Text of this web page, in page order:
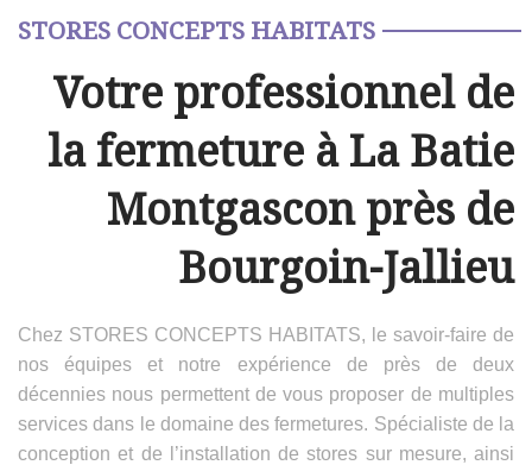
STORES CONCEPTS HABITATS
Votre professionnel de
la fermeture à La Batie
Montgascon près de
Bourgoin-Jallieu
Chez STORES CONCEPTS HABITATS, le savoir-faire de
nos équipes et notre expérience de près de deux
décennies nous permettent de vous proposer de multiples
services dans le domaine des fermetures. Spécialiste de la
conception et de l’installation de stores sur mesure, ainsi